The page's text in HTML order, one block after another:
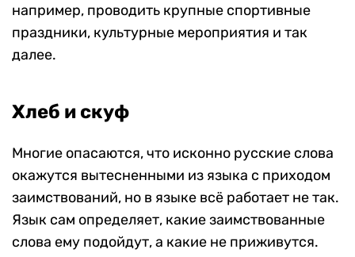
например, проводить крупные спортивные
праздники, культурные мероприятия и так
далее.
Хлеб и скуф
Многие опасаются, что исконно русские слова
окажутся вытесненными из языка с приходом
заимствований, но в языке всё работает не так.
Язык сам определяет, какие заимствованные
слова ему подойдут, а какие не приживутся.